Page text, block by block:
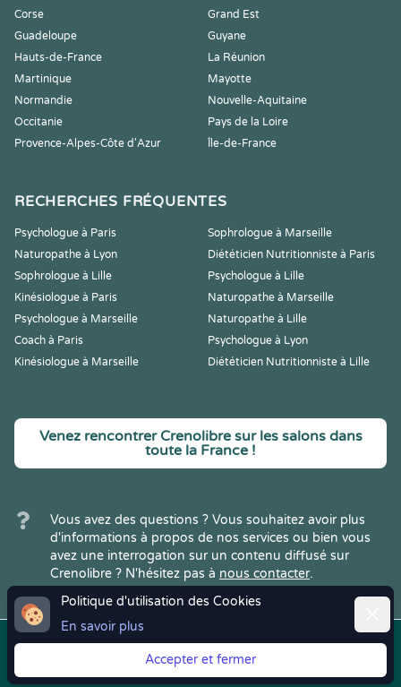
Politique d'utilisation des Cookies
En savoir plus
Accepter et fermer
Corse
Grand Est
Guadeloupe
Guyane
Hauts-de-France
La Réunion
Martinique
Mayotte
Normandie
Nouvelle-Aquitaine
Occitanie
Pays de la Loire
Provence-Alpes-Côte d'Azur
Île-de-France
RECHERCHES FRÉQUENTES
Psychologue à Paris
Sophrologue à Marseille
Naturopathe à Lyon
Diététicien Nutritionniste à Paris
Sophrologue à Lille
Psychologue à Lille
Kinésiologue à Paris
Naturopathe à Marseille
Psychologue à Marseille
Naturopathe à Lille
Coach à Paris
Psychologue à Lyon
Kinésiologue à Marseille
Diététicien Nutritionniste à Lille
Venez rencontrer Crenolibre sur les salons dans
toute la France !
Vous avez des questions ? Vous souhaitez avoir plus
d'informations à propos de nos services ou bien vous
avez une interrogation sur un contenu diffusé sur
Crenolibre ? N'hésitez pas à nous contacter.
Copyright © 2022Crenolibre, tous
Mentions
Légales
| CGV | RGPD